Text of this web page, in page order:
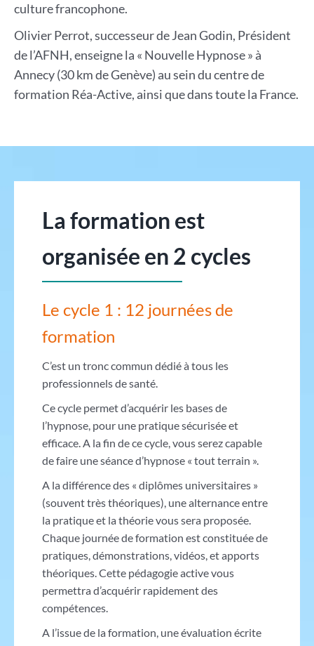
culture francophone.
Olivier Perrot, successeur de Jean Godin, Président
de l’AFNH, enseigne la « Nouvelle Hypnose » à
Annecy (30 km de Genève) au sein du centre de
formation Réa-Active, ainsi que dans toute la France.
La formation est
organisée en 2 cycles
Le cycle 1 : 12 journées de
formation
C’est un tronc commun dédié à tous les
professionnels de santé.
Ce cycle permet d’acquérir les bases de
l’hypnose, pour une pratique sécurisée et
efficace. A la fin de ce cycle, vous serez capable
de faire une séance d’hypnose « tout terrain ».
A la différence des « diplômes universitaires »
(souvent très théoriques), une alternance entre
la pratique et la théorie vous sera proposée.
Chaque journée de formation est constituée de
pratiques, démonstrations, vidéos, et apports
théoriques. Cette pédagogie active vous
permettra d’acquérir rapidement des
compétences.
A l’issue de la formation, une évaluation écrite